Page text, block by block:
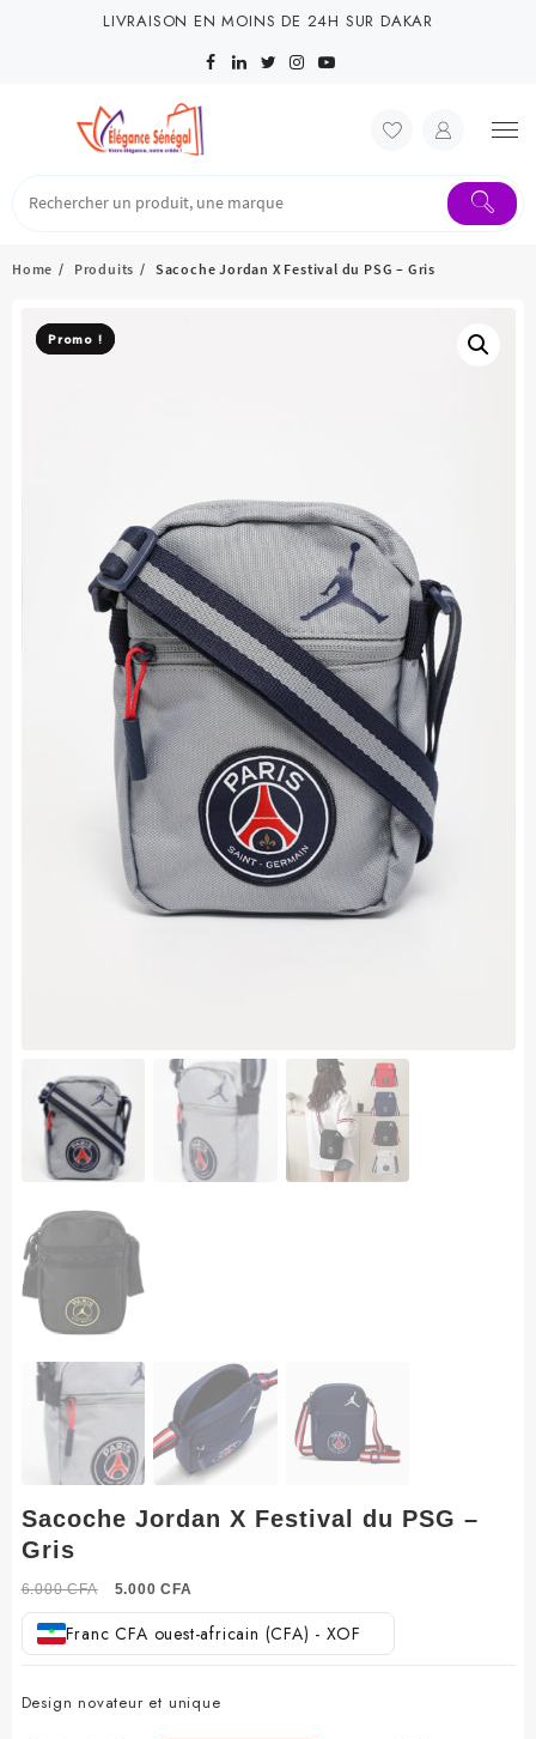
LIVRAISON EN MOINS DE 24H SUR DAKAR
Home Produits Sacoche Jordan X Festival du PSG – Gris
Promo !
Sacoche Jordan X Festival du PSG –
Gris
6.000CFA
Le
prix
initial
5.000CFA
prix
actuel
Franc CFA ouest-africain (CFA) - XOF
Design novateur et unique
Promo !